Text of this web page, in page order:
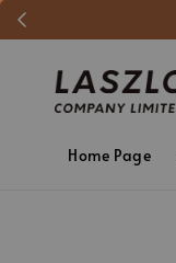
Home Page